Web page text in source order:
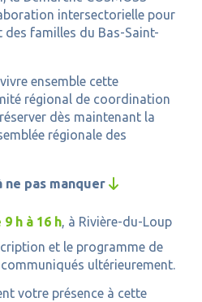
intersectorielle pour
des familles du Bas-Saint-
ensemble cette
régional de coordination
dès maintenant la
régionale des
ne pas manquer 
h à 16 h, à Rivière-du-Loup
et le programme de
ultérieurement.
votre présence à cette